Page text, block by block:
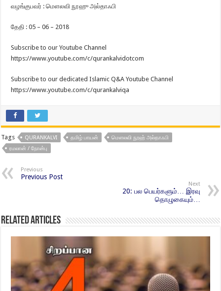
வழங்குபவர் : மௌலவி நூஹு அல்தாஃபி
தேதி : 05 – 06 – 2018
Subscribe to our Youtube Channel
https://www.youtube.com/c/qurankalvidotcom
Subscribe to our dedicated Islamic Q&A Youtube Channel
https://www.youtube.com/c/qurankalviqa
Tags QURANKALVI தமிழ் பாயன்
மௌலவி நூஹ் அல்தாஃபி
ரமலான் / நோன்பு
Previous
Previous Post
Next
20: பல பெயர்களும்… இரவு
தொழுகையும்…
Related Articles